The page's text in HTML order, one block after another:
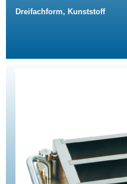
Dreifachform, Kunststoff